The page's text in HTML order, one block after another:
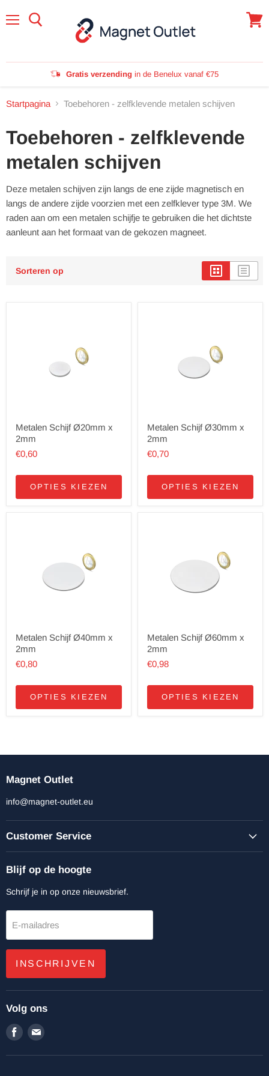
Gratis verzending in de Benelux vanaf €75
Startpagina Toebehoren - zelfklevende metalen schijven
Toebehoren - zelfklevende
metalen schijven
Deze metalen schijven zijn langs de ene zijde magnetisch en
langs de andere zijde voorzien met een zelfklever type 3M. We
raden aan om een metalen schijfje te gebruiken die het dichtste
aanleunt aan het formaat van de gekozen magneet.
Sorteren op
Metalen Schijf Ø20mm x
2mm
€0,60
OPTIES KIEZEN
Metalen Schijf Ø30mm x
2mm
€0,70
OPTIES KIEZEN
Metalen Schijf Ø40mm x
2mm
€0,80
OPTIES KIEZEN
Metalen Schijf Ø60mm x
2mm
€0,98
OPTIES KIEZEN
Magnet Outlet
info@magnet-outlet.eu
Customer Service
Blijf op de hoogte
Schrijf je in op onze nieuwsbrief.
E-mailadres
INSCHRIJVEN
Volg ons
Vind
ons
op
Vind
op